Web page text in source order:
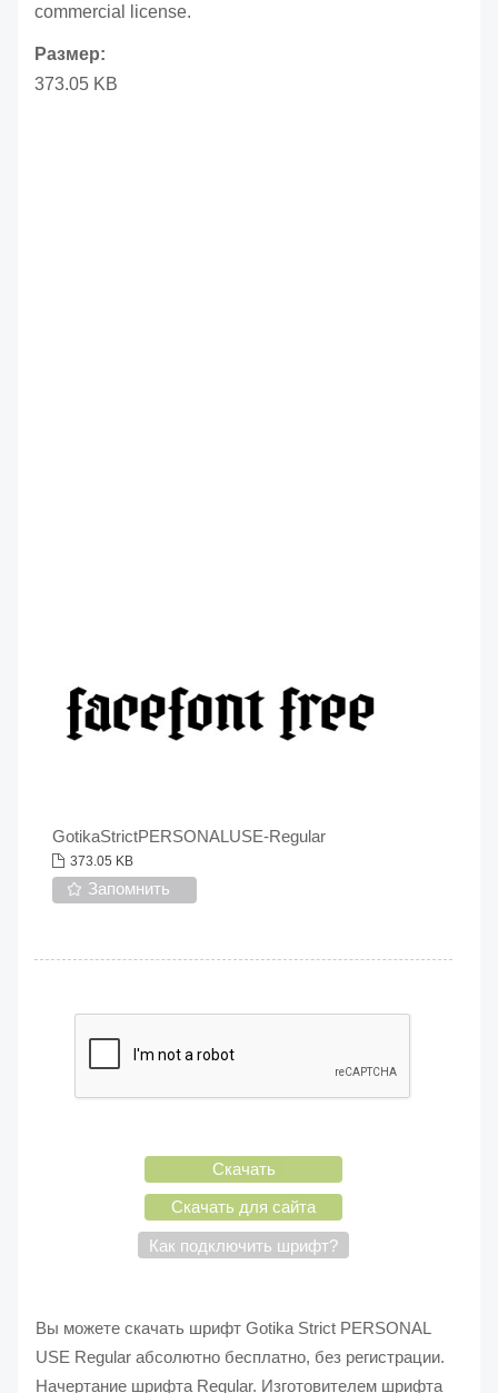
commercial license.
Размер:
373.05 KB
GotikaStrictPERSONALUSE-Regular
373.05 KB
Запомнить
Скачать
Скачать для сайта
Как подключить шрифт?
Вы можете скачать шрифт Gotika Strict PERSONAL
USE Regular абсолютно бесплатно, без регистрации.
Начертание шрифта Regular. Изготовителем шрифта